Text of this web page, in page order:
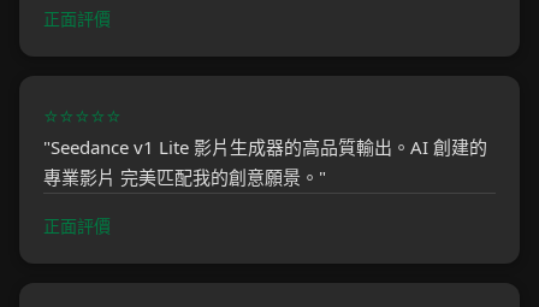
正面評價
⭐⭐⭐⭐⭐
"Seedance v1 Lite 影片生成器的高品質輸出。AI 創建的
專業影片 完美匹配我的創意願景。"
正面評價